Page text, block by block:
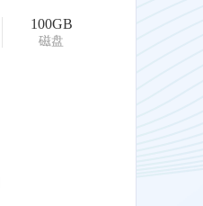
100GB
磁盘